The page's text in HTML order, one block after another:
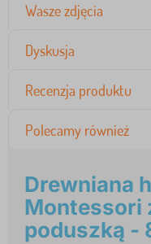
Wasze zdjęcia
Dyskusja
Recenzja produktu
Polecamy również
Drewniana
Montessori
poduszką -